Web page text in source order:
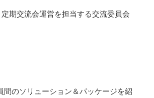
期交流会運営を担当する交流委員会
間のソリューション＆パッケージを紹